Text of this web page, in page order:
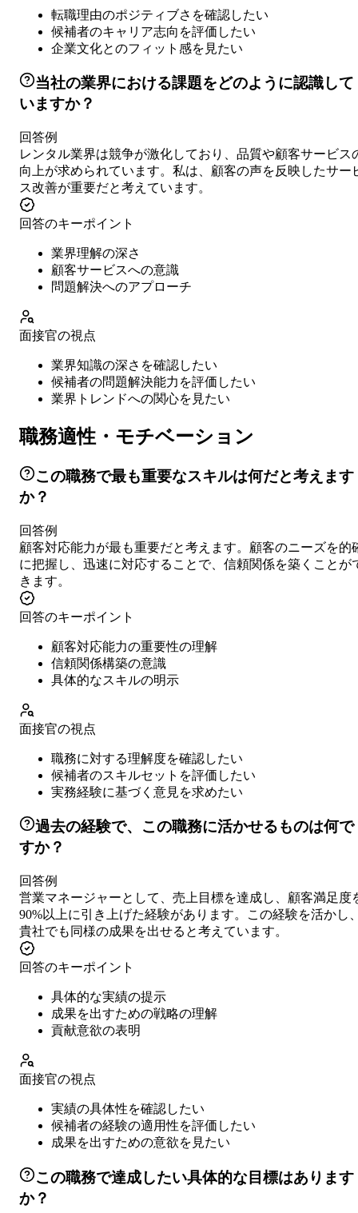
転職理由のポジティブさを確認したい
候補者のキャリア志向を評価したい
企業文化とのフィット感を見たい
当社の業界における課題をどのように認識して
いますか？
回答例
レンタル業界は競争が激化しており、品質や顧客サービス
向上が求められています。私は、顧客の声を反映したサー
ス改善が重要だと考えています。
回答のキーポイント
業界理解の深さ
顧客サービスへの意識
問題解決へのアプローチ
面接官の視点
業界知識の深さを確認したい
候補者の問題解決能力を評価したい
業界トレンドへの関心を見たい
職務適性・モチベーション
この職務で最も重要なスキルは何だと考えます
か？
回答例
顧客対応能力が最も重要だと考えます。顧客のニーズを的
に把握し、迅速に対応することで、信頼関係を築くことが
きます。
回答のキーポイント
顧客対応能力の重要性の理解
信頼関係構築の意識
具体的なスキルの明示
面接官の視点
職務に対する理解度を確認したい
候補者のスキルセットを評価したい
実務経験に基づく意見を求めたい
過去の経験で、この職務に活かせるものは何で
すか？
回答例
営業マネージャーとして、売上目標を達成し、顧客満足度
90%以上に引き上げた経験があります。この経験を活かし
貴社でも同様の成果を出せると考えています。
回答のキーポイント
具体的な実績の提示
成果を出すための戦略の理解
貢献意欲の表明
面接官の視点
実績の具体性を確認したい
候補者の経験の適用性を評価したい
成果を出すための意欲を見たい
この職務で達成したい具体的な目標はあります
か？